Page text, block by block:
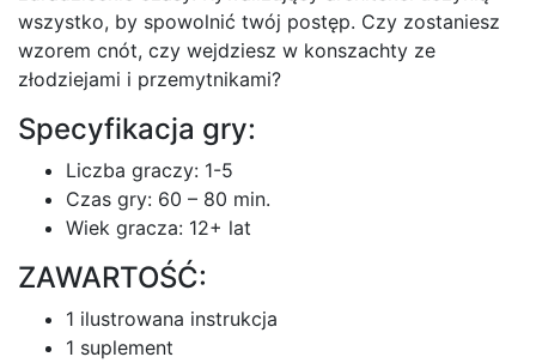
wszystko, by spowolnić twój postęp. Czy zostaniesz
wzorem cnót, czy wejdziesz w konszachty ze
złodziejami i przemytnikami?
Specyfikacja gry:
Liczba graczy: 1-5
Czas gry: 60 – 80 min.
Wiek gracza: 12+ lat
ZAWARTOŚĆ:
1 ilustrowana instrukcja
1 suplement